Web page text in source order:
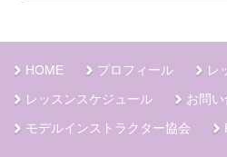
HOME プロフィール レ
レッスンスケジュール お問
モデルインストラクター協会